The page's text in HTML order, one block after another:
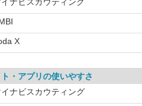
X
・アプリの使いやすさ
イナビスカウティング